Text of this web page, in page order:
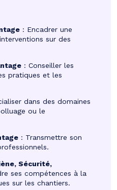
: Encadrer une
sur des
: Conseiller les
pratiques et les
dans des domaines
ou le
: Transmettre son
Sécurité,
ses compétences à la
sur les chantiers.